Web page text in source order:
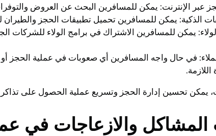
يمكن للمسافرين الاشتراك في برامج الولاء
في حال واجه المسافرين أي صعوبات في عملية الحجز
يمكن تحسين إدارة الحجز وتسريع عملية الحصول على
المشاكل والازعاجات في